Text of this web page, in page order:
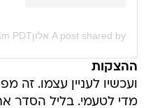
PDT
ההצקות
ועכשיו לעניין עצמו. זה
מדי לטעמי. בליל הסדר